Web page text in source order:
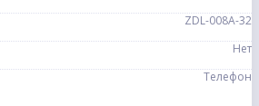
ZDL-008A-32
Нет
Телефон